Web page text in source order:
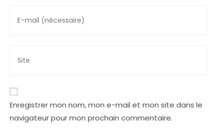
username
your
l’URL
votre
site
(facultatif)
Enregistrer mon nom, mon e-mail et mon site dans le
navigateur pour mon prochain commentaire.